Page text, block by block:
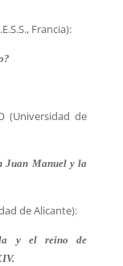
Francia):
(Universidad de
Juan Manuel y la
de Alicante):
y el reino de